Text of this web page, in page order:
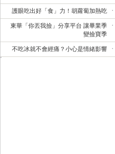
護眼吃出好「食」力！胡蘿蔔加熱吃
東華「你丟我撿」分享平台 讓畢業季
變撿寶季
不吃冰就不會經痛？小心是情緒影響